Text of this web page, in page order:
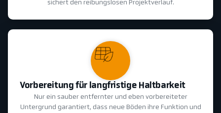
sichert den reibungslosen Projektverlauf.
Vorbereitung für langfristige Haltbarkeit
Nur ein sauber entfernter und eben vorbereiteter
Untergrund garantiert, dass neue Böden ihre Funktion und